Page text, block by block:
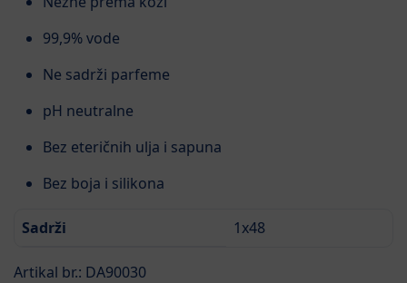
99,9% vode
Ne sadrži parfeme
pH neutralne
Bez eteričnih ulja i sapuna
Bez boja i silikona
Sadrži 1x48
Artikal br.: DA90030